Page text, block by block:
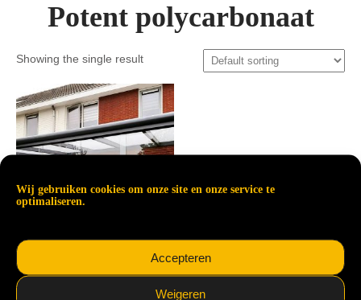
Wij gebruiken cookies om onze site en onze service te
optimaliseren.
Accepteren
Weigeren
Potent polycarbonaat
Showing the single result